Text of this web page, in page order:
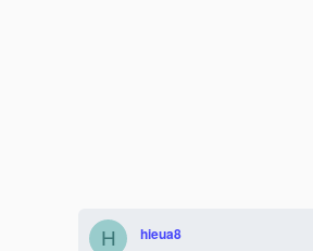
H hieua8